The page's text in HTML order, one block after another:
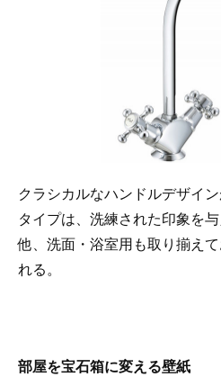
クラシカルなハンドルデザイ
タイプは、洗練された印象を
他、洗面・浴室用も取り揃え
れる。
部屋を宝石箱に変える壁紙